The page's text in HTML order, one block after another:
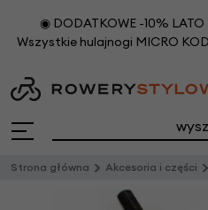
◉ DODATKOWE -10%
Wszystkie hulajnogi MICRO
Strona główna Akcesoria i części